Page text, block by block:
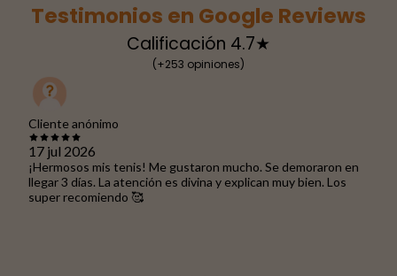
Testimonios en Google Reviews
Calificación 4.7★
(+253 opiniones)
Cliente anónimo
17 jul 2026
¡Hermosos mis tenis! Me gustaron mucho. Se demoraron en
llegar 3 días. La atención es divina y explican muy bien. Los
super recomiendo 🥰